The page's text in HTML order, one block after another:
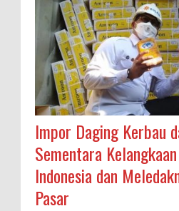
Impor Daging Kerbau
Sementara
Indonesia dan
Pasar